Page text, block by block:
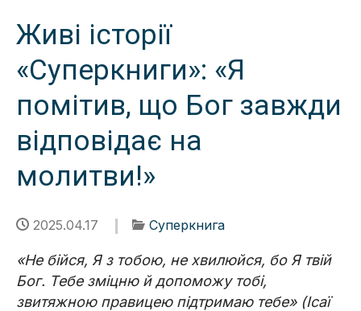
Живі історії
«Суперкниги»: «Я
помітив, що Бог завжди
відповідає на
молитви!»
2025.04.17 Суперкнига
«Не бійся, Я з тобою, не хвилюйся, бо Я твій
Бог. Тебе зміцню й допоможу тобі,
звитяжною правицею підтримаю тебе» (Ісаї